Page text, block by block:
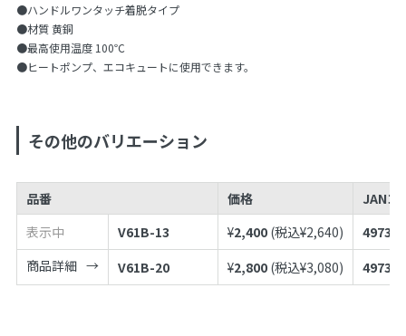
●ハンドルワンタッチ着脱タイプ
●材質 黄銅
●最高使用温度 100℃
●ヒートポンプ、エコキュートに使用できます。
その他のバリエーション
品番 価格
JANコ
表示中
V61B-13 ¥2,400 (税込¥2,640)
商品詳細
V61B-20 ¥2,800 (税込¥3,080)